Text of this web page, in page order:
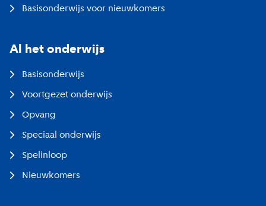
Basisonderwijs voor nieuwkomers
Al het onderwijs
Basisonderwijs
Voortgezet onderwijs
Opvang
Speciaal onderwijs
Spelinloop
Nieuwkomers